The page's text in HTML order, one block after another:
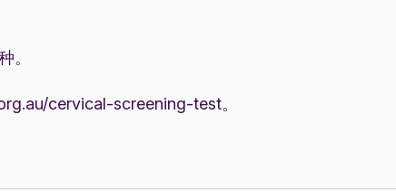
。
cervical-screening-test。